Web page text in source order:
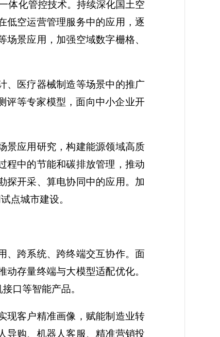
体化管控技术。持续深化国土空
低空运营管理服务中的应用，逐
景应用，加强空域数字栅格、
、医疗器械制造等场景中的推广
评等专家模型，面向中小企业开
景应用研究，构建能源领域高质
程中的节能和碳排放管理，推动
探开采、算电协同中的应用。加
点城市建设。
、跨系统、跨终端交互协作。面
存量终端与大模型适配优化。
口等智能产品。
现客户精准画像，赋能制造业转
导购、机器人客服、精准营销投